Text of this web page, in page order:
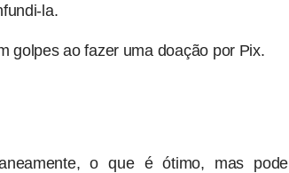
la.
golpes ao fazer uma doação por Pix.
o que é ótimo, mas pode